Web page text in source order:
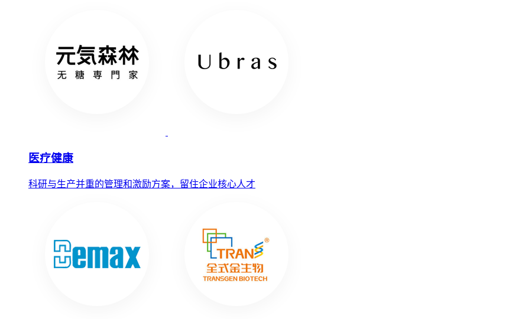
医疗健康
科研与生产并重的管理和激励方案，留住企业核心人才